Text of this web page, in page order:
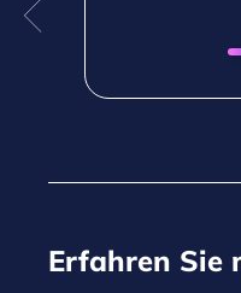
Erfahren Sie